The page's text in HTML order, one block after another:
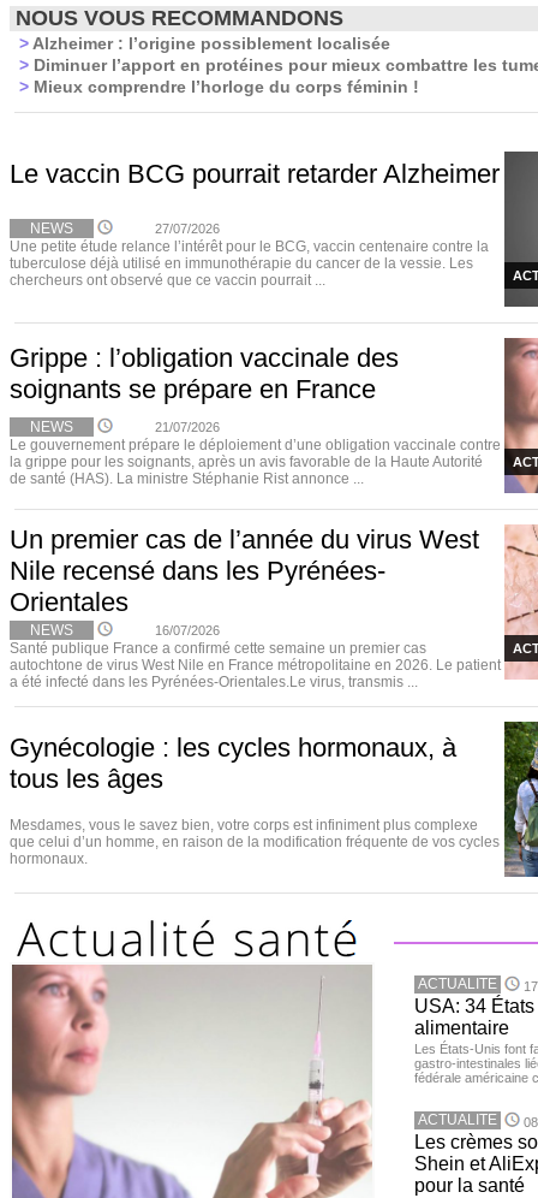
NOUS VOUS RECOMMANDONS
> Alzheimer : l’origine possiblement localisée
> Diminuer l’apport en protéines pour mieux combattre les
> Mieux comprendre l’horloge du corps féminin !
Le vaccin BCG pourrait retarder Alzheimer
NEWS 27/07/2026
Une petite étude relance l’intérêt pour le BCG, vaccin centenaire contre la
tuberculose déjà utilisé en immunothérapie du cancer de la vessie. Les
chercheurs ont observé que ce vaccin pourrait ...
Grippe : l’obligation vaccinale des
soignants se prépare en France
NEWS 21/07/2026
Le gouvernement prépare le déploiement d’une obligation vaccinale contre
la grippe pour les soignants, après un avis favorable de la Haute Autorité
de santé (HAS). La ministre Stéphanie Rist annonce ...
Un premier cas de l’année du virus West
Nile recensé dans les Pyrénées-
Orientales
NEWS 16/07/2026
Santé publique France a confirmé cette semaine un premier cas
autochtone de virus West Nile en France métropolitaine en 2026. Le patient
a été infecté dans les Pyrénées-Orientales.Le virus, transmis ...
Gynécologie : les cycles hormonaux, à
tous les âges
Mesdames, vous le savez bien, votre corps est infiniment plus complexe
que celui d’un homme, en raison de la modification fréquente de vos cycles
hormonaux.
ACTUALITE
USA: 34
alimentaire
Les États-Unis font
gastro-intestinales
fédérale américaine
ACTUALITE
Les crèmes
Shein et
pour la santé